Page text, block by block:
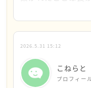
ただけないかと、
どうにかしたくと
わかってもらえな
告等をして、この
います。
多くの人達を見て
と、今回はこねら
かったのかもしれ
気力が残っている
2026.5.31 15:12
こねらと
プロフィー